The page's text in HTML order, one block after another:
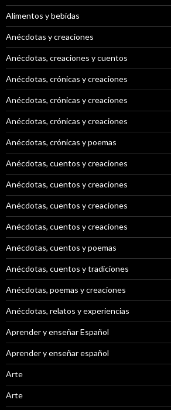
Alimentos y bebidas
Anécdotas y creaciones
Anécdotas, creaciones y cuentos
Anécdotas, crónicas y creaciones
Anécdotas, crónicas y creaciones
Anécdotas, crónicas y creaciones
Anécdotas, crónicas y poemas
Anécdotas, cuentos y creaciones
Anécdotas, cuentos y creaciones
Anécdotas, cuentos y creaciones
Anécdotas, cuentos y creaciones
Anécdotas, cuentos y poemas
Anécdotas, cuentos y tradiciones
Anécdotas, poemas y creaciones
Anécdotas, relatos y experiencias
Aprender y enseñar Español
Aprender y enseñar español
Arte
Arte